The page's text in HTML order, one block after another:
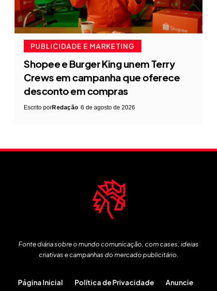
PUBLICIDADE E MARKETING
Shopee e Burger King unem Terry
Crews em campanha que oferece
desconto em compras
Escrito porRedação 6 de agosto de 2026
Fonte diária sobre o mundo comunicação, com cases, ideias
criativas e campanhas do mercado publicitário.
Página Inicial Política de Privacidade Anuncie